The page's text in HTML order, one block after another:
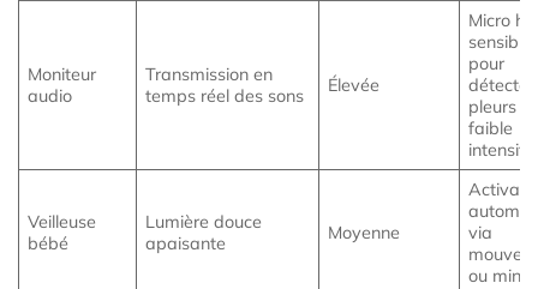
Moniteur
audio
Transmission en
temps réel des sons
Élevée
Micro
pour
détecter
pleurs à
faible
intensité
Veilleuse
bébé
Lumière douce
apaisante
Moyenne
via
ou